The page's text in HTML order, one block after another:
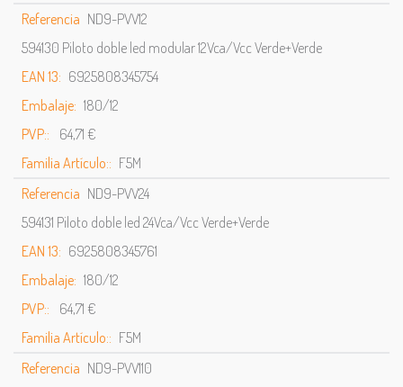
Referencia ND9-PVV12
594130 Piloto doble led modular 12Vca/Vcc Verde+Verde
EAN 13: 6925808345754
Embalaje: 180/12
PVP::
64,71 €
Familia Artículo:: F5M
Referencia ND9-PVV24
594131 Piloto doble led 24Vca/Vcc Verde+Verde
EAN 13: 6925808345761
Embalaje: 180/12
PVP::
64,71 €
Familia Artículo:: F5M
Referencia ND9-PVV110